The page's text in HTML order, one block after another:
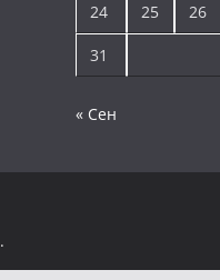
24 25 26
31
« Сен
.